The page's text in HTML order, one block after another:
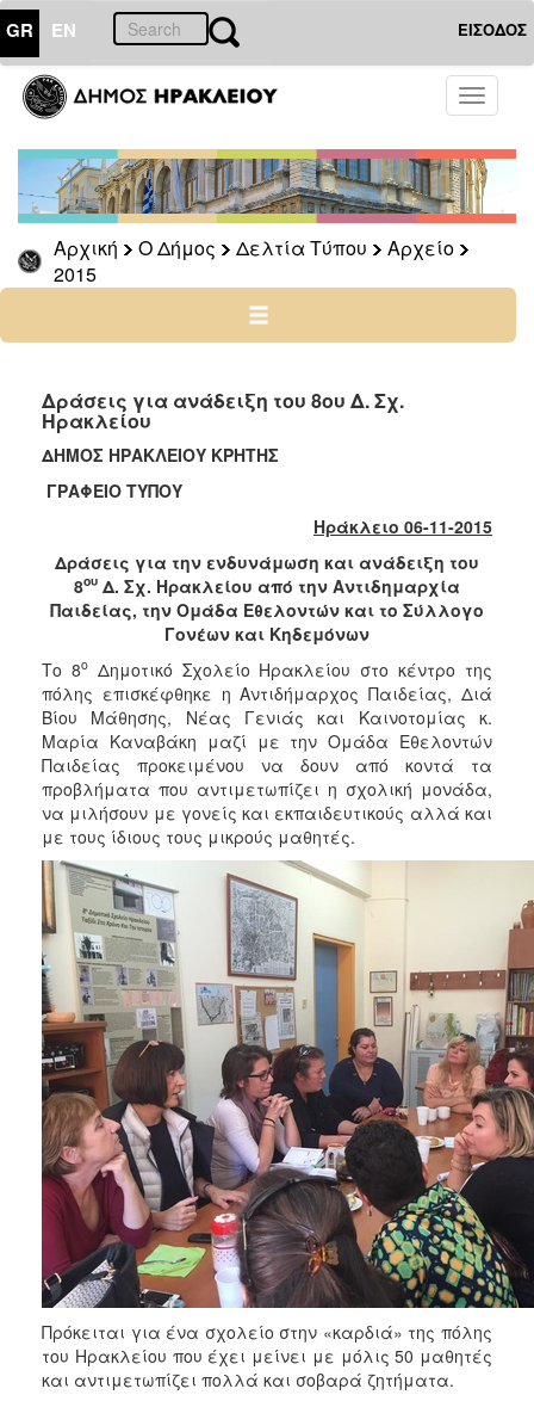
GR EN ΕΙΣΟΔΟΣ
Toggle
Αρχική Ο Δήμος Δελτία Τύπου
Αρχείο
2015
ΔΗΜΟΣ
Δελτία
Τύπου
Αρχείο
2026
2025
2022
2021
2020
2019
2017
2016
2013
2012
2011
2010
2006
ΤΟΠΟΣ
ΠΟΛΙΤΙΣΜΟΣ
ΑΝΘΕΚΤΙΚΗ
ΠΟΛΗ
Δράσεις για ανάδειξη του 8ου Δ. Σχ.
Ηρακλείου
ΔΗΜΟΣ ΗΡΑΚΛΕΙΟΥ ΚΡΗΤΗΣ
ΓΡΑΦΕΙΟ ΤΥΠΟΥ
Ηράκλειο 06-11-2015
Δράσεις για την ενδυνάμωση και ανάδειξη του
8ου Δ. Σχ. Ηρακλείου από την Αντιδημαρχία
Παιδείας, την Ομάδα Εθελοντών και το Σύλλογο
Γονέων και Κηδεμόνων
Το 8οΔημοτικό Σχολείο Ηρακλείου στο κέντρο της
πόλης επισκέφθηκε η Αντιδήμαρχος Παιδείας, Διά
Βίου Μάθησης, Νέας Γενιάς και Καινοτομίας κ.
Μαρία Καναβάκη μαζί με την Ομάδα Εθελοντών
Παιδείας προκειμένου να δουν από κοντά τα
προβλήματα που αντιμετωπίζει η σχολική μονάδα,
να μιλήσουν με γονείς και εκπαιδευτικούς αλλά και
με τους ίδιους τους μικρούς μαθητές.
Πρόκειται για ένα σχολείο στην «καρδιά» της πόλης
του Ηρακλείου που έχει μείνει με μόλις 50 μαθητές
και αντιμετωπίζει πολλά και σοβαρά ζητήματα.